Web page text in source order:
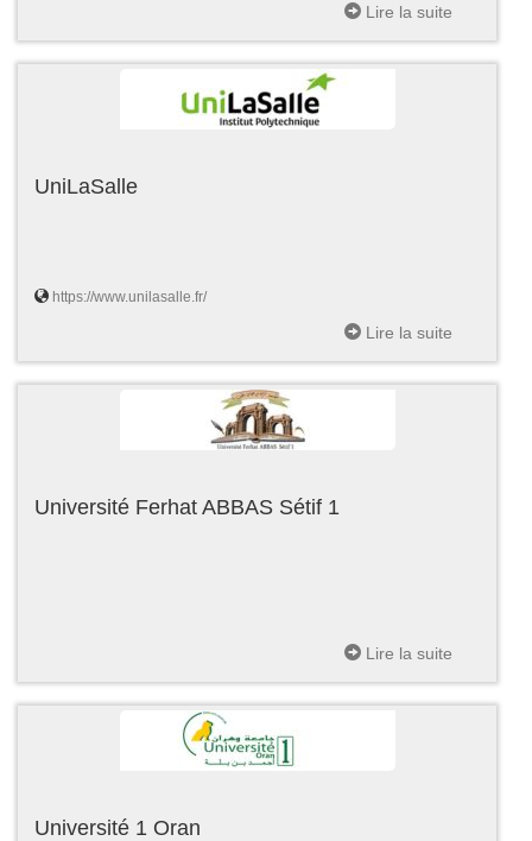
Lire la suite
UniLaSalle
https://www.unilasalle.fr/
Lire la suite
Université Ferhat ABBAS Sétif 1
Lire la suite
Université 1 Oran